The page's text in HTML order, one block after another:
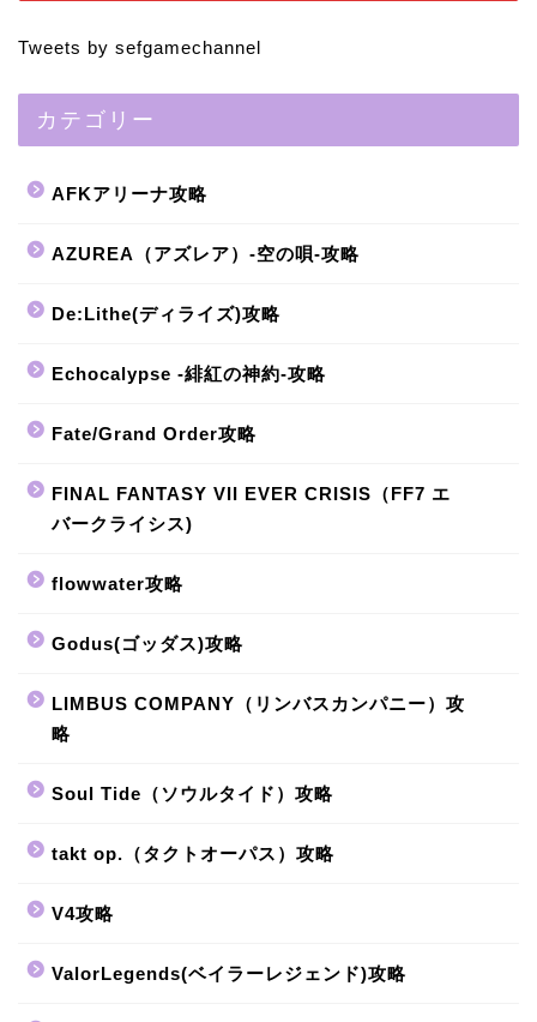
Tweets by sefgamechannel
カテゴリー
AFKアリーナ攻略
AZUREA（アズレア）-空の唄-攻略
De:Lithe(ディライズ)攻略
Echocalypse -緋紅の神約-攻略
Fate/Grand Order攻略
FINAL FANTASY VII EVER CRISIS（FF7 エ
バークライシス)
flowwater攻略
Godus(ゴッダス)攻略
LIMBUS COMPANY（リンバスカンパニー）攻
略
Soul Tide（ソウルタイド）攻略
takt op.（タクトオーパス）攻略
V4攻略
ValorLegends(ベイラーレジェンド)攻略